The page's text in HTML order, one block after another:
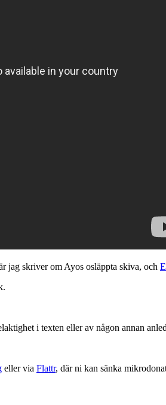
jag skriver om Ayos osläppta skiva, och
i texten eller av någon annan
eller via Flattr, där ni kan sänka